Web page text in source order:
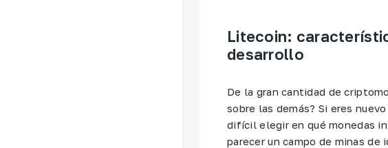
Litecoin:
desarrollo
De la gran cantidad de
sobre las demás? Si eres
difícil elegir en qué monedas
parecer un campo de minas